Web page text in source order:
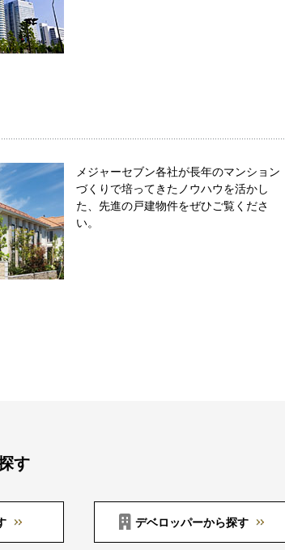
メジャーセブン各社が長年のマンション
づくりで培ってきたノウハウを活かし
た、先進の戸建物件をぜひご覧くださ
い。
す
デベロッパーから探す